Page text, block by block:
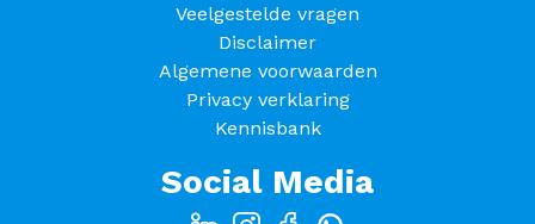
Veelgestelde vragen
Disclaimer
Algemene voorwaarden
Privacy verklaring
Kennisbank
Social Media